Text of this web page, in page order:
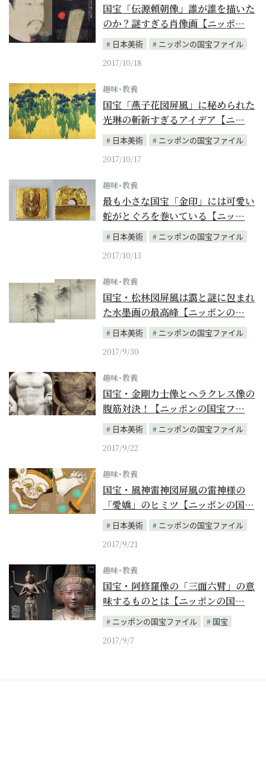
国宝「伝源頼朝像」誰が誰を描いた
のか？謎すぎる肖像画【ニッポ…
日本美術
ニッポンの国宝ファイル
2017/10/18
趣味･教養
国宝「燕子花図屏風」に秘められた
光琳の斬新すぎるアイデア【ニ…
日本美術
ニッポンの国宝ファイル
2017/10/17
趣味･教養
最も小さな国宝「金印」には可愛い
蛇がとぐろを巻いている【ニッ…
日本美術
ニッポンの国宝ファイル
2017/10/13
趣味･教養
国宝・松林図屏風は靄と謎に包まれ
た水墨画の最高峰【ニッポンの…
日本美術
ニッポンの国宝ファイル
2017/9/30
趣味･教養
国宝・金剛力士像とヘラクレス像の
腹筋対決！【ニッポンの国宝フ…
日本美術
ニッポンの国宝ファイル
2017/9/22
趣味･教養
国宝・風神雷神図屏風の雷神様の
「愛嬌」のヒミツ【ニッポンの国…
日本美術
ニッポンの国宝ファイル
2017/9/21
趣味･教養
国宝・阿修羅像の「三面六臂」の意
味するものとは【ニッポンの国…
ニッポンの国宝ファイル
国宝
2017/9/7